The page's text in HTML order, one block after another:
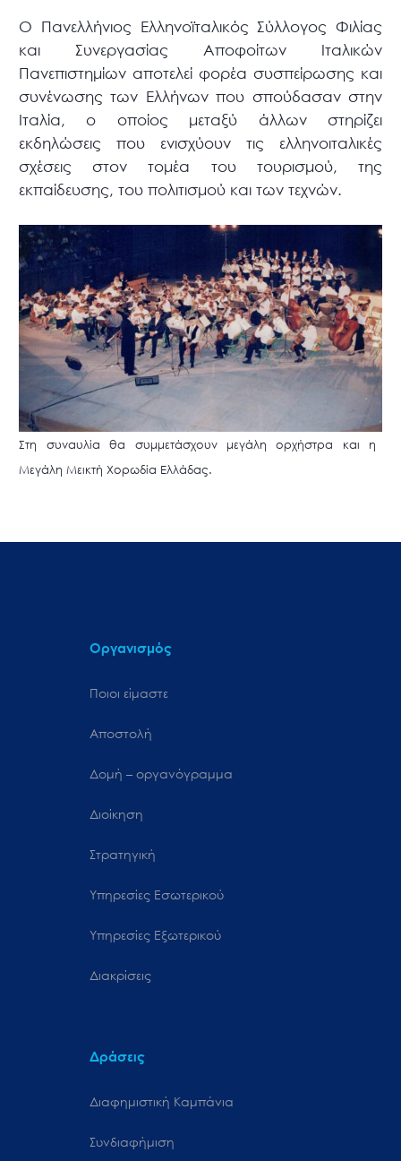
Ο Πανελλήνιος Ελληνοϊταλικός Σύλλογος Φιλίας
και Συνεργασίας Αποφοίτων Ιταλικών
Πανεπιστημίων αποτελεί φορέα συσπείρωσης και
συνένωσης των Ελλήνων που σπούδασαν στην
Ιταλία, ο οποίος μεταξύ άλλων στηρίζει
εκδηλώσεις που ενισχύουν τις ελληνοιταλικές
σχέσεις στον τομέα του τουρισμού, της
εκπαίδευσης, του πολιτισμού και των τεχνών.
Στη συναυλία θα συμμετάσχουν μεγάλη ορχήστρα και η
Μεγάλη Μεικτή Χορωδία Ελλάδας.
Οργανισμός
Ποιοι είμαστε
Αποστολή
Δομή – οργανόγραμμα
Διοίκηση
Στρατηγική
Υπηρεσίες Εσωτερικού
Υπηρεσίες Εξωτερικού
Διακρίσεις
Δράσεις
Διαφημιστική Καμπάνια
Συνδιαφήμιση